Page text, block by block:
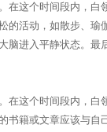
在这个时间段内，白
的活动，如散步、瑜
脑进入平静状态。最
在这个时间段内，白
书籍或文章应该与自